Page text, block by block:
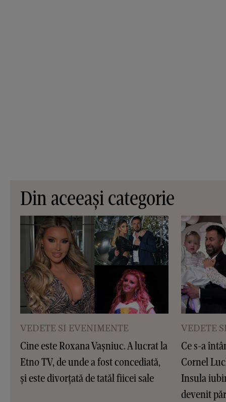
Din aceeași categorie
VEDETE SI EVENIMENTE
Cine este Roxana Vașniuc. A lucrat la
Etno TV, de unde a fost concediată,
și este divorțată de tatăl fiicei sale
VEDETE
Ce s-a
Cornel
Insula
devenit